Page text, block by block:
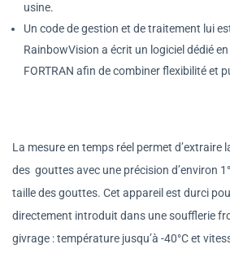
usine.
Un code de gestion et de traitement lui
RainbowVision a écrit un logiciel dédié
FORTRAN afin de combiner flexibilité et
La mesure en temps réel permet d’extraire
des gouttes avec une précision d’environ
taille des gouttes. Cet appareil est durci
directement introduit dans une soufflerie
givrage : température jusqu’à -40°C et